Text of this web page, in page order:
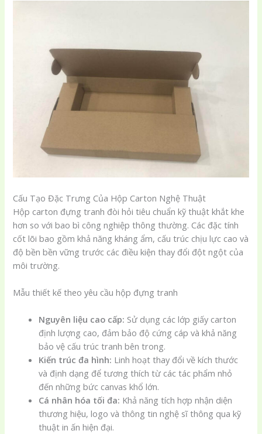
Cấu Tạo Đặc Trưng Của Hộp Carton Nghệ Thuật
Hộp carton đựng tranh đòi hỏi tiêu chuẩn kỹ thuật khắt khe
hơn so với bao bì công nghiệp thông thường. Các đặc tính
cốt lõi bao gồm khả năng kháng ẩm, cấu trúc chịu lực cao và
độ bền bền vững trước các điều kiện thay đổi đột ngột của
môi trường.
Mẫu thiết kế theo yêu cầu hộp đựng tranh
Nguyên liệu cao cấp: Sử dụng các lớp giấy carton
định lượng cao, đảm bảo độ cứng cáp và khả năng
bảo vệ cấu trúc tranh bên trong.
Kiến trúc đa hình: Linh hoạt thay đổi về kích thước
và định dạng để tương thích từ các tác phẩm nhỏ
đến những bức canvas khổ lớn.
Cá nhân hóa tối đa: Khả năng tích hợp nhận diện
thương hiệu, logo và thông tin nghệ sĩ thông qua kỹ
thuật in ấn hiện đại.